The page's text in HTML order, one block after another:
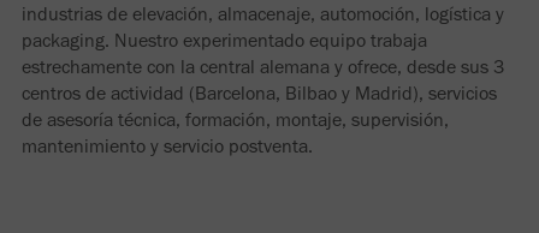
industrias de elevación, almacenaje, automoción, logística y
packaging. Nuestro experimentado equipo trabaja
estrechamente con la central alemana y ofrece, desde sus 3
centros de actividad (Barcelona, Bilbao y Madrid), servicios
de asesoría técnica, formación, montaje, supervisión,
mantenimiento y servicio postventa.